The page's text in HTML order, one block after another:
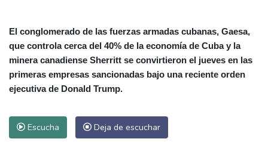
El conglomerado de las fuerzas armadas cubanas, Gaesa,
que controla cerca del 40% de la economía de Cuba y la
minera canadiense Sherritt se convirtieron el jueves en las
primeras empresas sancionadas bajo una reciente orden
ejecutiva de Donald Trump.
Escucha Deja de escuchar